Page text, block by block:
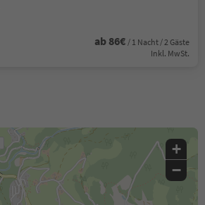
ab 86€ / 1 Nacht / 2 Gäste
Inkl. MwSt.
+
−